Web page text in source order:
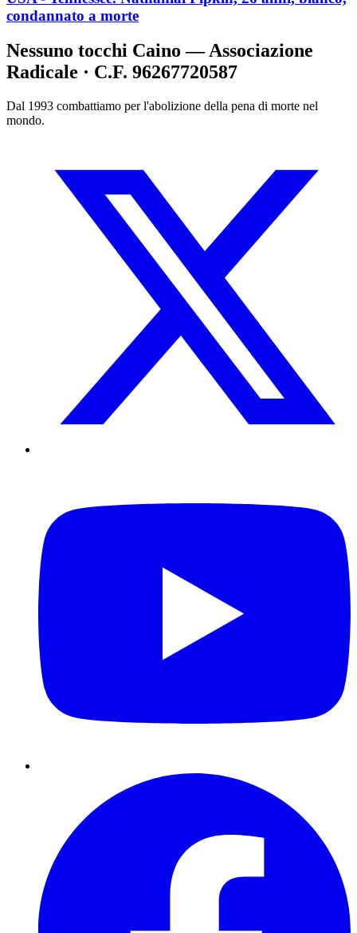
condannato a morte
Nessuno tocchi Caino — Associazione
Radicale · C.F. 96267720587
Dal 1993 combattiamo per l'abolizione della pena di morte nel
mondo.